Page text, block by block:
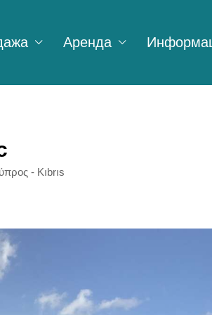
Аренда
- Kıbrıs